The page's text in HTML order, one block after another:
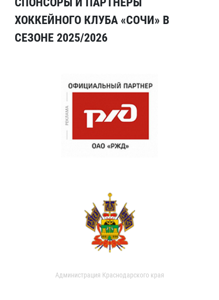
ХОККЕЙНОГО КЛУБА «СОЧИ» В
СЕЗОНЕ 2025/2026
Администрация Краснодарского края